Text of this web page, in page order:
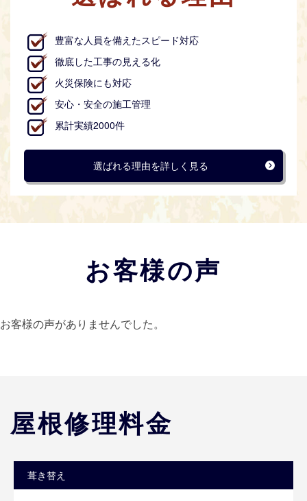
豊富な人員を備えたスピード対応
徹底した工事の見える化
火災保険にも対応
安心・安全の施工管理
累計実績2000件
選ばれる理由を詳しく見る
お客様の声
お客様の声がありませんでした。
屋根修理料金
葺き替え